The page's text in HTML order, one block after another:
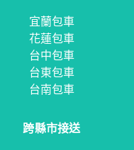
宜蘭包車
花蓮包車
台中包車
台東包車
台南包車
跨縣市接送